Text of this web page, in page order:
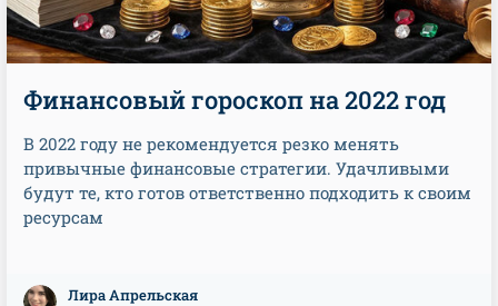
Финансовый гороскоп на 2022 год
В 2022 году не рекомендуется резко менять
привычные финансовые стратегии. Удачливыми
будут те, кто готов ответственно подходить к своим
ресурсам
Лира Апрельская